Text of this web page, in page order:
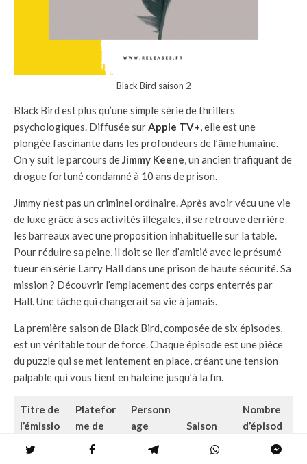
Black Bird saison 2
Black Bird est plus qu’une simple série de thrillers
psychologiques. Diffusée surApple TV+, elle est une
plongée fascinante dans les profondeurs de l’âme humaine.
On y suit le parcours deJimmy Keene, un ancien trafiquant de
drogue fortuné condamné à 10 ans de prison.
Jimmy n’est pas un criminel ordinaire. Après avoir vécu une vie
de luxe grâce à ses activités illégales, il se retrouve derrière
les barreaux avec une proposition inhabituelle sur la table.
Pour réduire sa peine, il doit se lier d’amitié avec le présumé
tueur en série Larry Hall dans une prison de haute sécurité. Sa
mission ? Découvrir l’emplacement des corps enterrés par
Hall. Une tâche qui changerait sa vie à jamais.
La première saison de Black Bird, composée de six épisodes,
est un véritable tour de force. Chaque épisode est une pièce
du puzzle qui se met lentement en place, créant une tension
palpable qui vous tient en haleine jusqu’à la fin.
Titre de
l’émissio
Platefor
me de
diffusion
Personn
age
principal
Saison
Nombre
d’épisod